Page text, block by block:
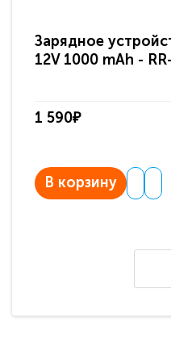
Зарядное
12V 1000 mAh -
1 590₽
В корзину